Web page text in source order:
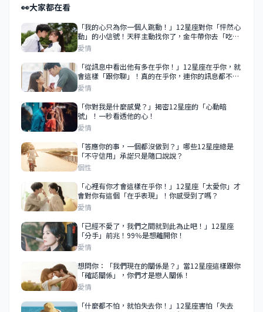
👀大家都在看
「我的心只為你一個人跳動！」12星座對你「怦然心
動」的小信號！天秤主動找你了，金牛帶你去「吃好
吃的」！
愛情
「從訊息中看出他有多在乎你！」12星座在乎你，就
會這樣「跟你聊」！真的在乎你，連你的訊息都不會
敷衍！
愛情
「你對我是什麼感覺？」揭密12星座的「心動暗
號」！一秒看透他的心！
愛情
「答應你的事，一個都沒做到？」哪些12星座總是
「不守信用」承諾只是隨口說說？
個性
「心裡有你才會這樣在乎你！」12星座「太愛你」才
會對你有這個「在乎表現」！你感受到了嗎？
愛情
「已經不愛了，我們之間就到此為止吧！」12星座
「分手」前兆！99％是想離開你！
愛情
想問你：「我們現在的關係是？」當12星座這樣跟你
「確認關係」，你們才是戀人關係！
愛情
「什麼都不怕，就怕失去你！」12星座害怕「失去